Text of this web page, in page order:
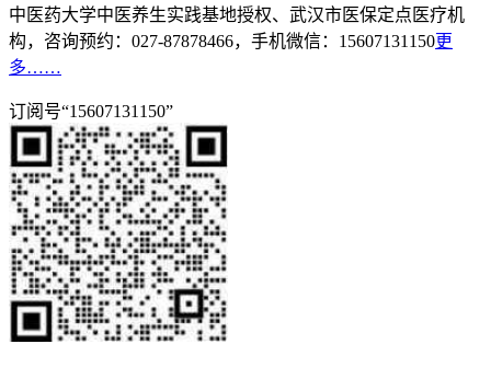
中医药大学中医养生实践基地授权、武汉市医保定点医疗机
构，咨询预约：027-87878466，手机微信：15607131150更
多……
订阅号“15607131150”